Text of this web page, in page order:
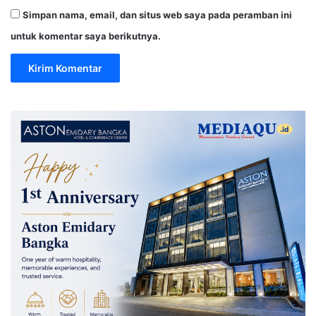
Simpan nama, email, dan situs web saya pada peramban ini
untuk komentar saya berikutnya.